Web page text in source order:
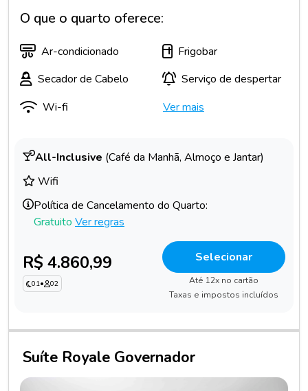
O que o quarto oferece:
Ar-condicionado
Frigobar
Secador de Cabelo
Serviço de despertar
Wi-fi
Ver mais
All-Inclusive (Café da Manhã, Almoço e Jantar)
Wifi
Política de Cancelamento do Quarto:
Gratuito Ver regras
R$ 4.860,99
01• 02
Selecionar
Até 12x no cartão
Taxas e impostos incluídos
Suíte Royale Governador